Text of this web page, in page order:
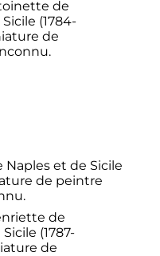
et de Sicile
de peintre